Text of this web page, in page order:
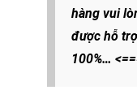
hàng vui
được hỗ
100%…